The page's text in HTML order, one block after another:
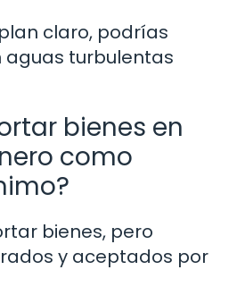
claro, podrías
turbulentas
bienes en
como
bienes, pero
y aceptados por